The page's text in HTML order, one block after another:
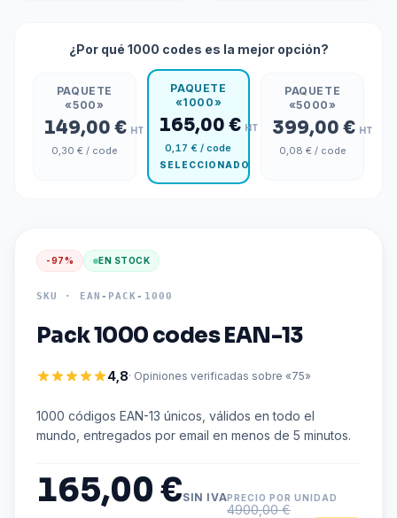
¿Por qué 1000 codes es la mejor opción?
PAQUETE
«500»
149,00 € HT
0,30 € / code
PAQUETE
«1000»
165,00 € HT
0,17 € / code
SELECCIONADO
PAQUETE
«5000»
399,00 € HT
0,08 € / code
-97% EN STOCK
SKU · EAN-PACK-1000
Pack 1000 codes EAN-13
4,8· Opiniones verificadas sobre «75»
1000 códigos EAN-13 únicos, válidos en todo el
mundo, entregados por email en menos de 5 minutos.
165,00 €SIN IVAPRECIO POR UNIDAD
4900,00 €